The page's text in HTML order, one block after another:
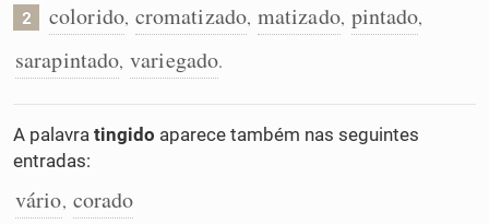
Cata-letras
Conexões
Caça-palavras
2 colorido, cromatizado, matizado, pintado,
sarapintado, variegado.
A palavra tingido aparece também nas seguintes
entradas:
vário, corado